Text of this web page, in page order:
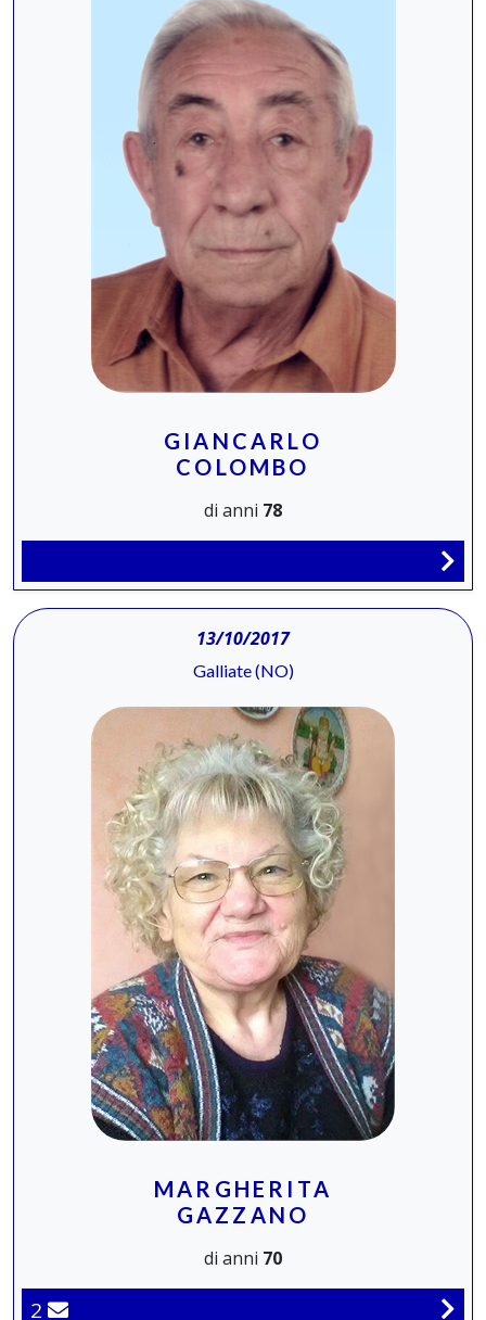
GIANCARLO
COLOMBO
di anni 78
13/10/2017
Galliate (NO)
MARGHERITA
GAZZANO
di anni 70
2